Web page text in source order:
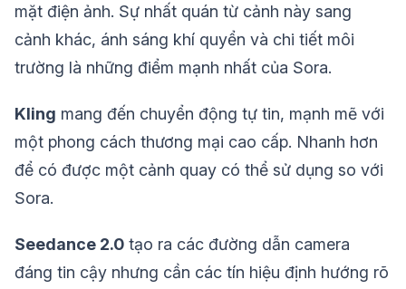
mặt điện ảnh. Sự nhất quán từ cảnh này sang
cảnh khác, ánh sáng khí quyển và chi tiết môi
trường là những điểm mạnh nhất của Sora.
Kling mang đến chuyển động tự tin, mạnh mẽ với
một phong cách thương mại cao cấp. Nhanh hơn
để có được một cảnh quay có thể sử dụng so với
Sora.
Seedance 2.0 tạo ra các đường dẫn camera
đáng tin cậy nhưng cần các tín hiệu định hướng rõ